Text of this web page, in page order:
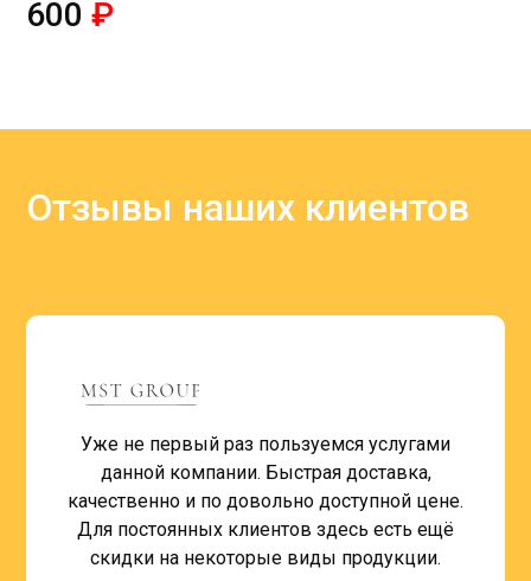
600 ₽
Отзывы наших клиентов
Уже не первый раз пользуемся услугами
данной компании. Быстрая доставка,
качественно и по довольно доступной цене.
Для постоянных клиентов здесь есть ещё
скидки на некоторые виды продукции.